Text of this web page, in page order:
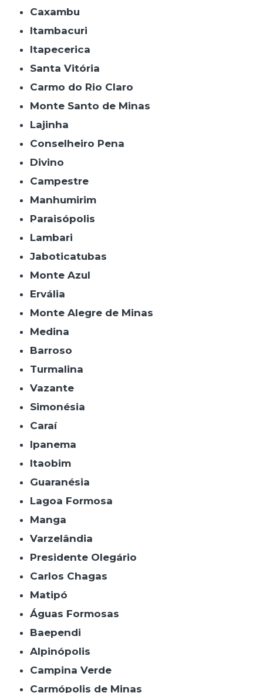
Caxambu
Itambacuri
Itapecerica
Santa Vitória
Carmo do Rio Claro
Monte Santo de Minas
Lajinha
Conselheiro Pena
Divino
Campestre
Manhumirim
Paraisópolis
Lambari
Jaboticatubas
Monte Azul
Ervália
Monte Alegre de Minas
Medina
Barroso
Turmalina
Vazante
Simonésia
Caraí
Ipanema
Itaobim
Guaranésia
Lagoa Formosa
Manga
Varzelândia
Presidente Olegário
Carlos Chagas
Matipó
Águas Formosas
Baependi
Alpinópolis
Campina Verde
Carmópolis de Minas